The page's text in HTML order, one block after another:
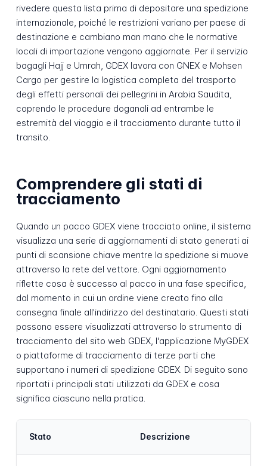
rivedere questa lista prima di depositare una spedizione
internazionale, poiché le restrizioni variano per paese di
destinazione e cambiano man mano che le normative
locali di importazione vengono aggiornate. Per il servizio
bagagli Hajj e Umrah, GDEX lavora con GNEX e Mohsen
Cargo per gestire la logistica completa del trasporto
degli effetti personali dei pellegrini in Arabia Saudita,
coprendo le procedure doganali ad entrambe le
estremità del viaggio e il tracciamento durante tutto il
transito.
Comprendere gli stati di
tracciamento
Quando un pacco GDEX viene tracciato online, il sistema
visualizza una serie di aggiornamenti di stato generati ai
punti di scansione chiave mentre la spedizione si muove
attraverso la rete del vettore. Ogni aggiornamento
riflette cosa è successo al pacco in una fase specifica,
dal momento in cui un ordine viene creato fino alla
consegna finale all'indirizzo del destinatario. Questi stati
possono essere visualizzati attraverso lo strumento di
tracciamento del sito web GDEX, l'applicazione MyGDEX
o piattaforme di tracciamento di terze parti che
supportano i numeri di spedizione GDEX. Di seguito sono
riportati i principali stati utilizzati da GDEX e cosa
significa ciascuno nella pratica.
Stato Descrizione